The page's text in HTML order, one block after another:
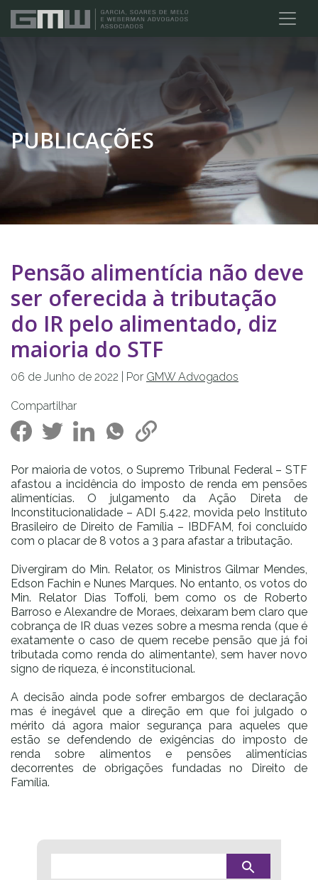
PUBLICAÇÕES
Pensão alimentícia não deve
ser oferecida à tributação
do IR pelo alimentado, diz
maioria do STF
06 de Junho de 2022 | Por GMW Advogados
Compartilhar
Por maioria de votos, o Supremo Tribunal Federal – STF
afastou a incidência do imposto de renda em pensões
alimentícias. O julgamento da Ação Direta de
Inconstitucionalidade – ADI 5.422, movida pelo Instituto
Brasileiro de Direito de Família – IBDFAM, foi concluído
com o placar de 8 votos a 3 para afastar a tributação.
Divergiram do Min. Relator, os Ministros Gilmar Mendes,
Edson Fachin e Nunes Marques. No entanto, os votos do
Min. Relator Dias Toffoli, bem como os de Roberto
Barroso e Alexandre de Moraes, deixaram bem claro que
cobrança de IR duas vezes sobre a mesma renda (que é
exatamente o caso de quem recebe pensão que já foi
tributada como renda do alimentante), sem haver novo
signo de riqueza, é inconstitucional.
A decisão ainda pode sofrer embargos de declaração
mas é inegável que a direção em que foi julgado o
mérito dá agora maior segurança para aqueles que
estão se defendendo de exigências do imposto de
renda sobre alimentos e pensões alimentícias
decorrentes de obrigações fundadas no Direito de
Família.